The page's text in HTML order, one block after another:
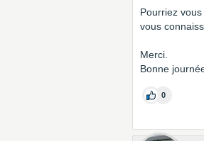
Pourriez
vous
Merci.
Bonne
0